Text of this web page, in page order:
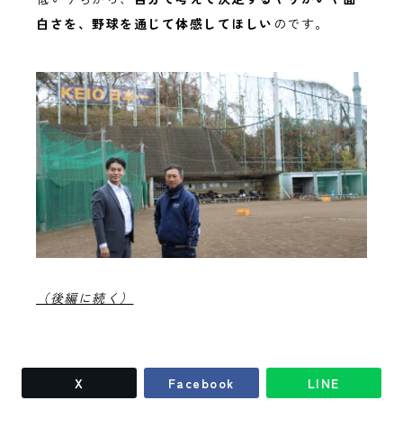
白さを、野球を通じて体感してほしい のです。
（後編に続く）
X Facebook LINE